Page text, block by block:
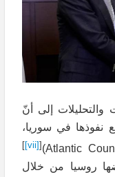
إلى أنّ
نفوذها في سوريا،
[
[vii]
]
روسيا من خلال